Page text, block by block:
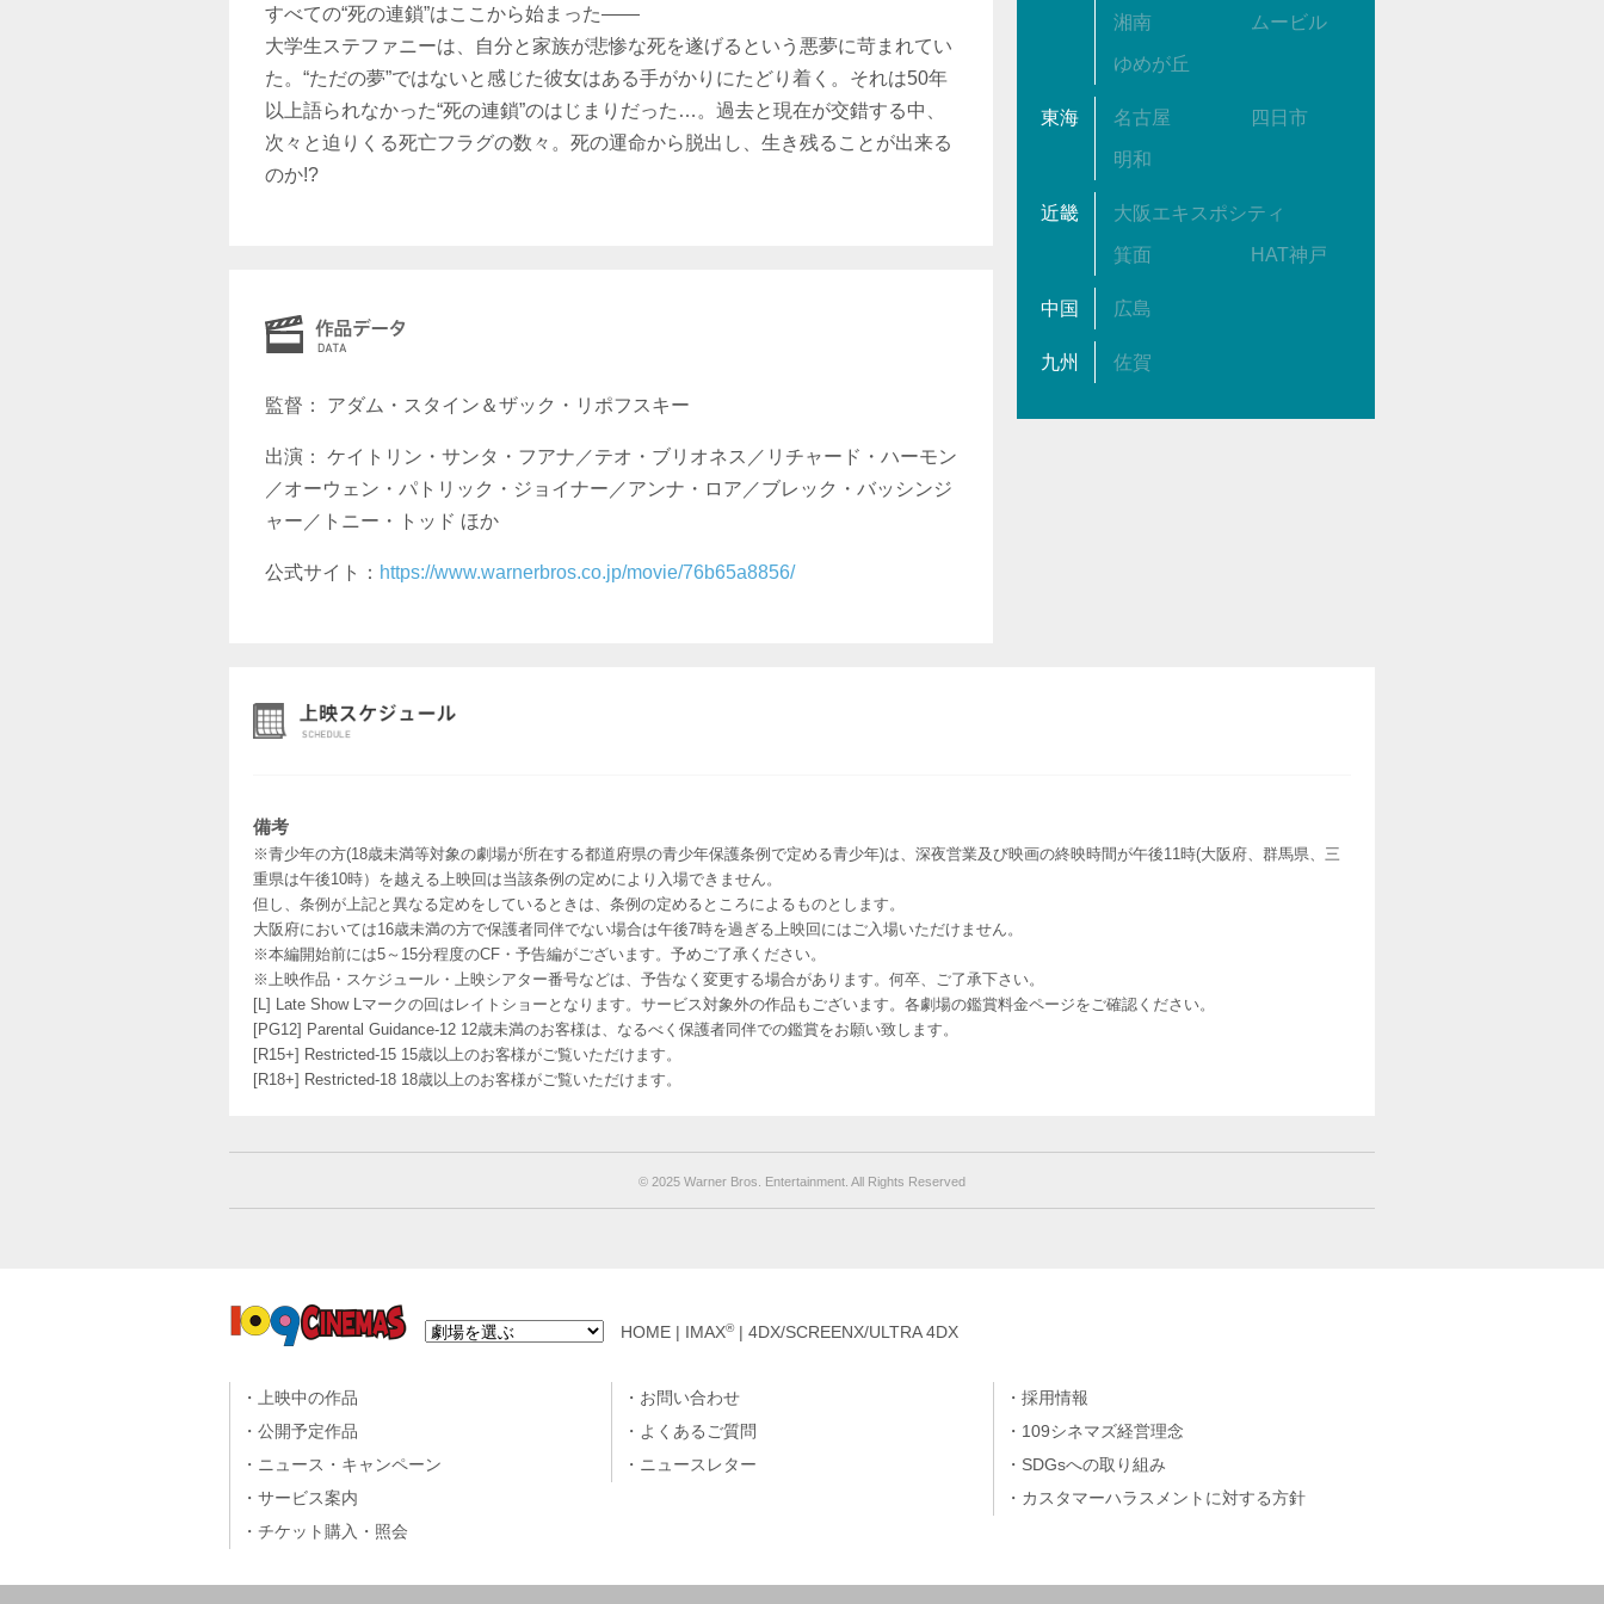
すべての“死の連鎖”はここから始まった――
大学生ステファニーは、自分と家族が悲惨な死を遂げるという悪夢に苛まれてい
た。“ただの夢”ではないと感じた彼女はある手がかりにたどり着く。それは50年
以上語られなかった“死の連鎖”のはじまりだった…。過去と現在が交錯する中、
次々と迫りくる死亡フラグの数々。死の運命から脱出し、生き残ることが出来る
のか!?
監督： アダム・スタイン＆ザック・リポフスキー
出演： ケイトリン・サンタ・フアナ／テオ・ブリオネス／リチャード・ハーモン
／オーウェン・パトリック・ジョイナー／アンナ・ロア／ブレック・バッシンジ
ャー／トニー・トッド ほか
公式サイト： https://www.warnerbros.co.jp/movie/76b65a8856/
湘南 ムービル
ゆめが丘
東海 名古屋 四日市
明和
近畿 大阪エキスポシティ
箕面 HAT神戸
中国 広島
九州 佐賀
備考
※青少年の方(18歳未満等対象の劇場が所在する都道府県の青少年保護条例で定める青少年)は、深夜営業及び映画の終映時間が午後11時(大阪府、群馬県、三
重県は午後10時）を越える上映回は当該条例の定めにより入場できません。
但し、条例が上記と異なる定めをしているときは、条例の定めるところによるものとします。
大阪府においては16歳未満の方で保護者同伴でない場合は午後7時を過ぎる上映回にはご入場いただけません。
※本編開始前には5～15分程度のCF・予告編がございます。予めご了承ください。
※上映作品・スケジュール・上映シアター番号などは、予告なく変更する場合があります。何卒、ご了承下さい。
[L] Late Show Lマークの回はレイトショーとなります。サービス対象外の作品もございます。各劇場の鑑賞料金ページをご確認ください。
[PG12] Parental Guidance-12 12歳未満のお客様は、なるべく保護者同伴での鑑賞をお願い致します。
[R15+] Restricted-15 15歳以上のお客様がご覧いただけます。
[R18+] Restricted-18 18歳以上のお客様がご覧いただけます。
© 2025 Warner Bros. Entertainment. All Rights Reserved
HOME IMAX®| 4DX/SCREENX/ULTRA 4DX
上映中の作品
公開予定作品
ニュース・キャンペーン
サービス案内
チケット購入・照会
お問い合わせ
よくあるご質問
ニュースレター
採用情報
109シネマズ経営理念
SDGsへの取り組み
カスタマーハラスメントに対する方針